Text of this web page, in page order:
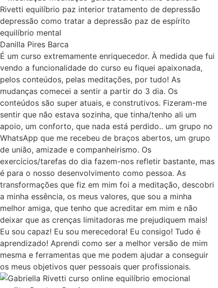
Danilla Pires Barca
É um curso extremamente enriquecedor. À medida que fui
vendo a funcionalidade do curso eu fiquei apaixonada,
pelos conteúdos, pelas meditações, por tudo! As
mudanças comecei a sentir a partir do 3 dia. Os
conteúdos são super atuais, e construtivos. Fizeram-me
sentir que não estava sozinha, que tinha/tenho ali um
apoio, um conforto, que nada está perdido.. um grupo no
WhatsApp que me recebeu de braços abertos, um grupo
de união, amizade e companheirismo. Os
exercícios/tarefas do dia fazem-nos refletir bastante, mas
é para o nosso desenvolvimento como pessoa. As
transformações que fiz em mim foi a meditação, descobri
a minha essência, os meus valores, que sou a minha
melhor amiga, que tenho que acreditar em mim e não
deixar que as crenças limitadoras me prejudiquem mais!
Eu sou capaz! Eu sou merecedora! Eu consigo! Tudo é
aprendizado! Aprendi como ser a melhor versão de mim
mesma e ferramentas que me podem ajudar a conseguir
os meus objetivos quer pessoais quer profissionais.